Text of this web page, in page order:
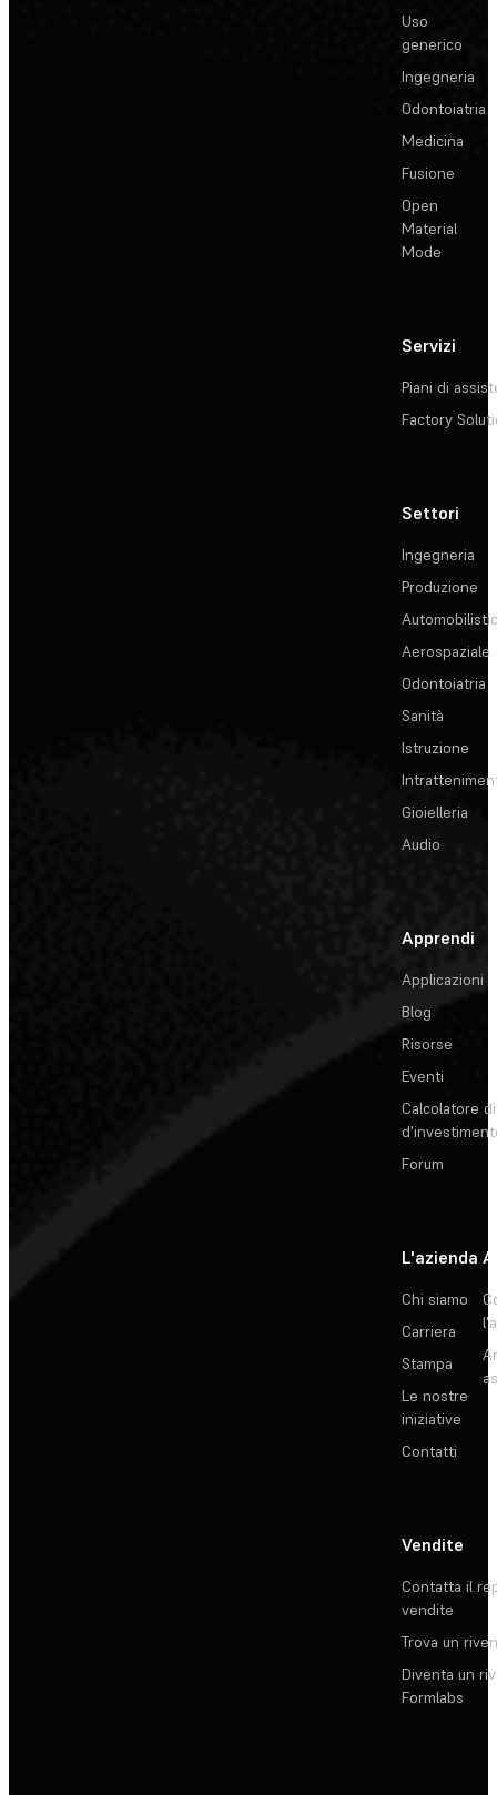
Uso
generico
Ingegneria
Odontoiatria
Medicina
Fusione
Open
Material
Mode
Servizi
Piani di
Factory
Settori
Ingegneria
Produzione
Aerospaziale
Odontoiatria
Sanità
Istruzione
Gioielleria
Audio
Apprendi
Applicazioni
Blog
Risorse
Eventi
Calcolatore
Forum
L'azienda
Chi siamo
Carriera
Stampa
Le nostre
iniziative
Contatti
Vendite
Contatta il
vendite
Trova un
Diventa un
Formlabs